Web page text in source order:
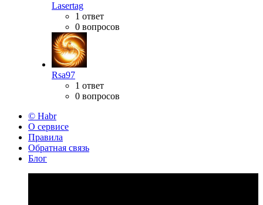
Lasertag
1 ответ
0 вопросов
Rsa97
1 ответ
0 вопросов
© Habr
О сервисе
Правила
Обратная связь
Блог